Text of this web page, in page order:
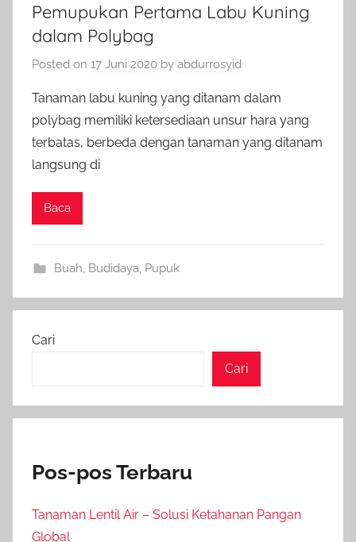
Pemupukan Pertama Labu Kuning
dalam Polybag
Posted on 17 Juni 2020 by abdurrosyid
Tanaman labu kuning yang ditanam dalam
polybag memiliki ketersediaan unsur hara yang
terbatas, berbeda dengan tanaman yang ditanam
langsung di
Baca
Buah Budidaya Pupuk
Cari
Cari
Pos-pos Terbaru
Tanaman Lentil Air – Solusi Ketahanan Pangan
Global